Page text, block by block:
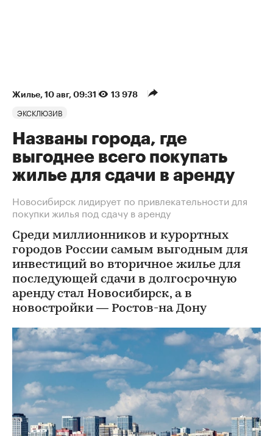
Жилье⁠, 10 авг, 09:31 13 978
ЭКСКЛЮЗИВ
Названы города, где
выгоднее всего покупать
жилье для сдачи в аренду
Новосибирск лидирует по привлекательности для
покупки жилья под сдачу в аренду
Среди миллионников и курортных
городов России самым выгодным для
инвестиций во вторичное жилье для
последующей сдачи в долгосрочную
аренду стал Новосибирск, а в
новостройки — Ростов-на Дону